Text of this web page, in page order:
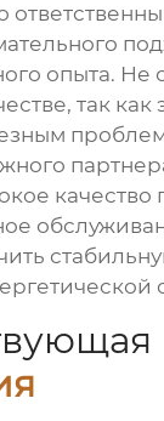
опыта. Не
так как